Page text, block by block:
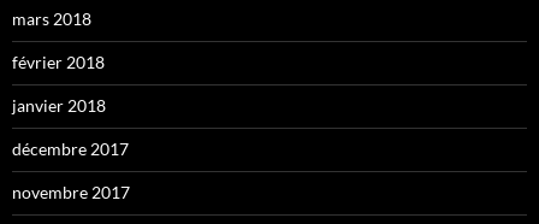
mars 2018
février 2018
janvier 2018
décembre 2017
novembre 2017